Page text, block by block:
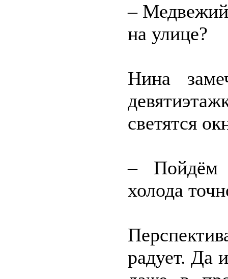
– Медвежий
на улице?
Нина
светятся
– Пойдём
холода
радует. Да